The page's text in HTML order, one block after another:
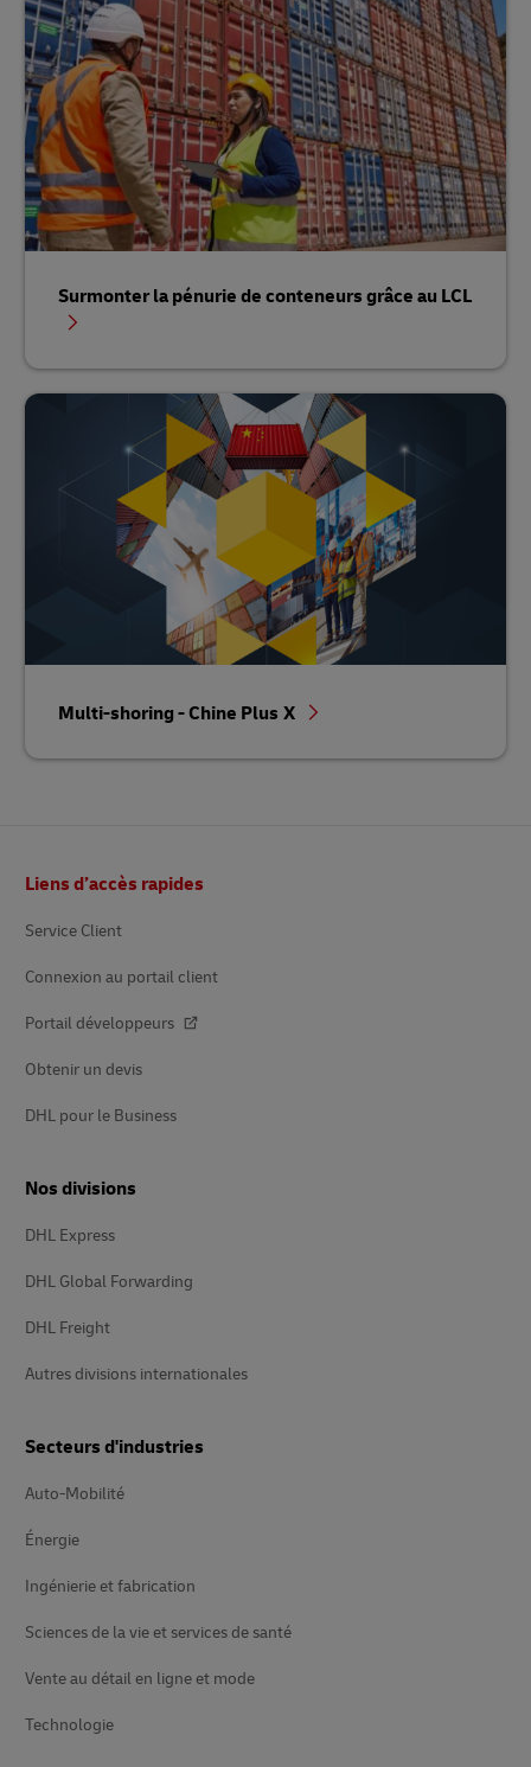
Surmonter la pénurie de conteneurs grâce au LCL
Multi-shoring - Chine Plus X
de
Liens d’accès rapides
Service Client
Connexion au portail client
Portail développeurs
Obtenir un devis
DHL pour le Business
Nos divisions
DHL Express
DHL Global Forwarding
DHL Freight
Autres divisions internationales
Secteurs d'industries
Auto-Mobilité
Énergie
Ingénierie et fabrication
Sciences de la vie et services de santé
Vente au détail en ligne et mode
Technologie